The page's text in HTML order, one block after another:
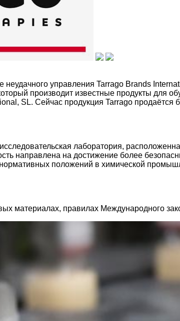
неудачного управления Tarrago Brands
производит известные продукты для
SL. Сейчас продукция Tarrago продаётся
лаборатория,
направлена на достижение более
положений в химической
материалах, правилах Международного